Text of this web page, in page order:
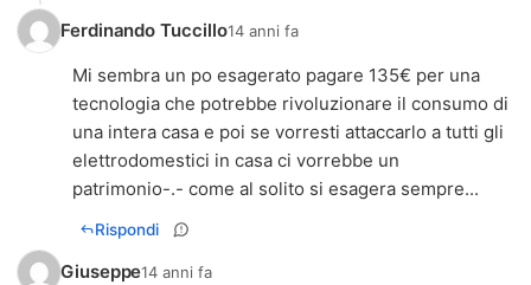
Ferdinando Tuccillo14 anni fa
Mi sembra un po esagerato pagare 135€ per una
tecnologia che potrebbe rivoluzionare il consumo di
una intera casa e poi se vorresti attaccarlo a tutti gli
elettrodomestici in casa ci vorrebbe un
patrimonio-.- come al solito si esagera sempre...
Rispondi
Giuseppe14 anni fa